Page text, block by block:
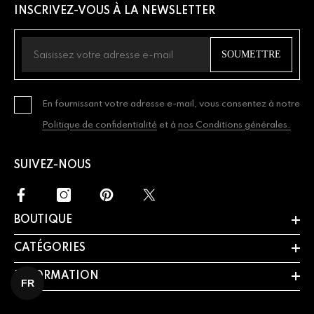
fil des générations avec des soins de base.
INSCRIVEZ-VOUS À LA NEWSLETTER
SOUMETTRE
En fournissant votre adresse e-mail, vous consentez à notre
Politique de confidentialité et à nos Conditions générales.
SUIVEZ-NOUS
BOUTIQUE
CATÉGORIES
INFORMATION
FR
English
français